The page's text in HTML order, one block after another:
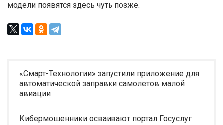
модели появятся здесь чуть позже.
«Смарт-Технологии» запустили приложение для
автоматической заправки самолетов малой
авиации
Кибермошенники осваивают портал Госуслуг